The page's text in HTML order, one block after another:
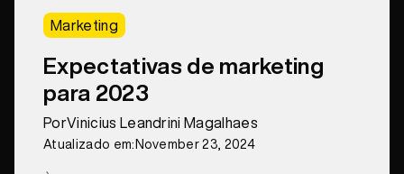
Marketing
Expectativas de marketing
para 2023
PorVinicius Leandrini Magalhaes
Atualizado em: November 23, 2024